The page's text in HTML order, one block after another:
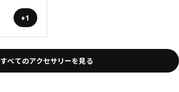
+1
すべてのアクセサリーを見る